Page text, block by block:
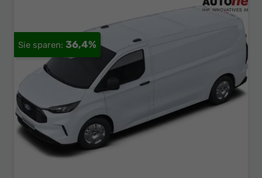
36,4%